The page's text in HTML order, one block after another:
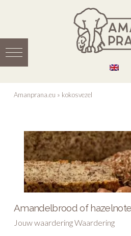
Amanprana.eu » kokosvezel
Amandelbrood of
Jouw waardering Waardering